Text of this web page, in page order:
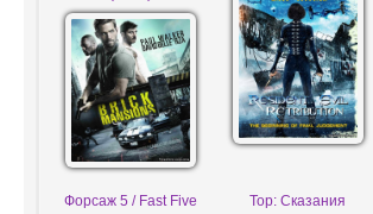
Форсаж 5 / Fast Five
Тор: Сказания